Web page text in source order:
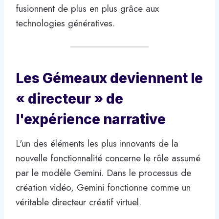
fusionnent de plus en plus grâce aux
technologies génératives.
Les Gémeaux deviennent le
« directeur » de
l'expérience narrative
L'un des éléments les plus innovants de la
nouvelle fonctionnalité concerne le rôle assumé
par le modèle Gemini. Dans le processus de
création vidéo, Gemini fonctionne comme un
véritable directeur créatif virtuel.